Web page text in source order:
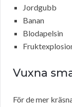
Jordgubb
Banan
Blodapelsin
Vuxna
För de mer